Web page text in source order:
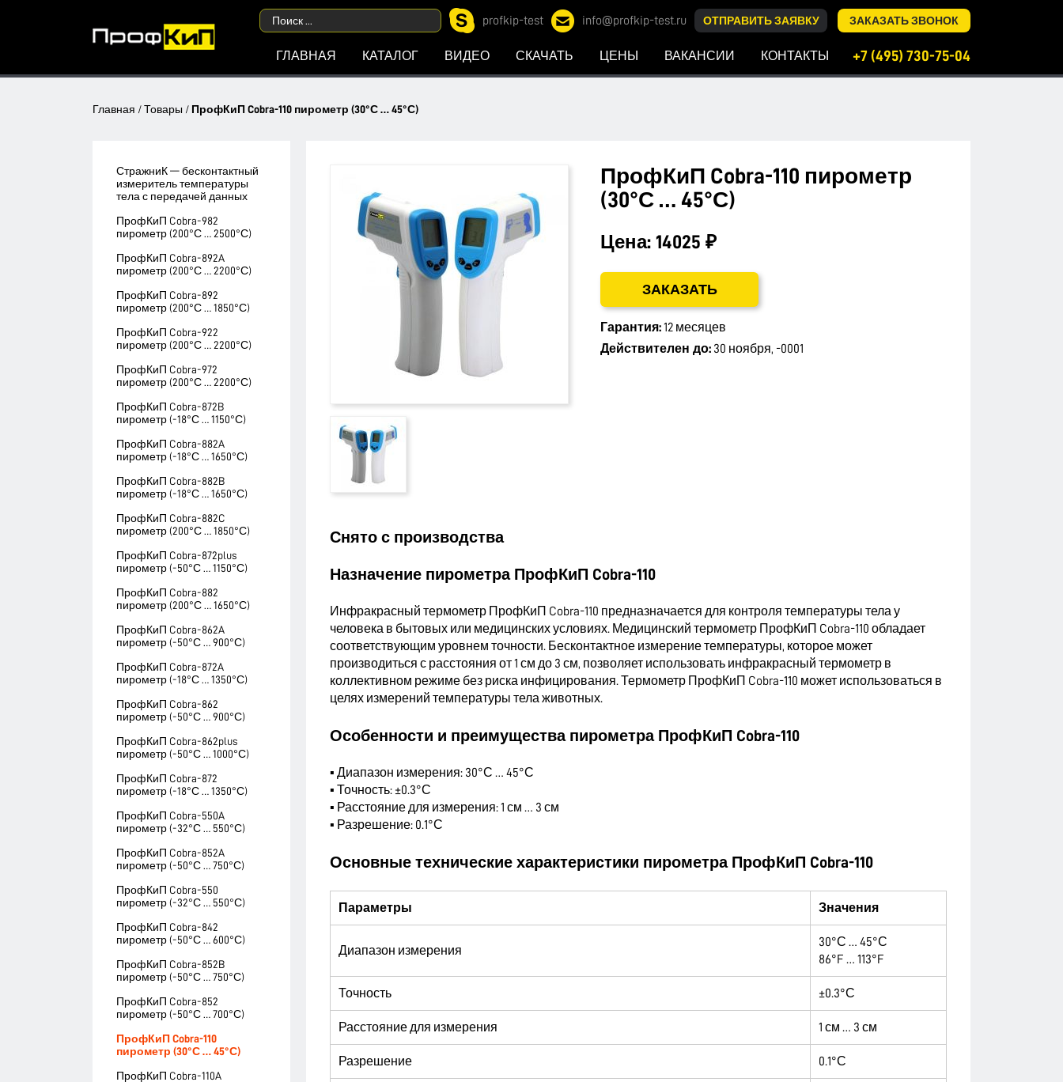
profkip-test info@profkip-test.ru ОТПРАВИТЬ ЗАЯВКУ ЗАКАЗАТЬ ЗВОНОК
ГЛАВНАЯ КАТАЛОГ ВИДЕО СКАЧАТЬ ЦЕНЫ ВАКАНСИИ КОНТАКТЫ +7 (495) 730-75-04
Главная / Товары / ПрофКиП Cobra-110 пирометр (30°С … 45°С)
СтражниК — бесконтактный
измеритель температуры
тела с передачей данных
ПрофКиП Cobra-982
пирометр (200°С … 2500°С)
ПрофКиП Cobra-892A
пирометр (200°С … 2200°С)
ПрофКиП Cobra-892
пирометр (200°С … 1850°С)
ПрофКиП Cobra-922
пирометр (200°С … 2200°С)
ПрофКиП Cobra-972
пирометр (200°С … 2200°С)
ПрофКиП Cobra-872B
пирометр (-18°С … 1150°С)
ПрофКиП Cobra-882A
пирометр (-18°С … 1650°С)
ПрофКиП Cobra-882B
пирометр (-18°С … 1650°С)
ПрофКиП Cobra-882C
пирометр (200°С … 1850°С)
ПрофКиП Cobra-872plus
пирометр (-50°С … 1150°С)
ПрофКиП Cobra-882
пирометр (200°С … 1650°С)
ПрофКиП Cobra-862A
пирометр (-50°С … 900°С)
ПрофКиП Cobra-872A
пирометр (-18°С … 1350°С)
ПрофКиП Cobra-862
пирометр (-50°С … 900°С)
ПрофКиП Cobra-862plus
пирометр (-50°С … 1000°С)
ПрофКиП Cobra-872
пирометр (-18°С … 1350°С)
ПрофКиП Cobra-550A
пирометр (-32°С … 550°С)
ПрофКиП Cobra-852A
пирометр (-50°С … 750°С)
ПрофКиП Cobra-550
пирометр (-32°С … 550°С)
ПрофКиП Cobra-842
пирометр (-50°С … 600°С)
ПрофКиП Cobra-852B
пирометр (-50°С … 750°С)
ПрофКиП Cobra-852
пирометр (-50°С … 700°С)
ПрофКиП Cobra-110
пирометр (30°С … 45°С)
ПрофКиП Cobra-110A
ПрофКиП Cobra-110 пирометр
(30°С … 45°С)
Цена: 14025 ₽
ЗАКАЗАТЬ
Гарантия:12 месяцев
Действителен до: 30 ноября, -0001
Снято с производства
Назначение пирометра ПрофКиП Cobra-110
Инфракрасный термометр ПрофКиП Cobra-110 предназначается для контроля температуры тела у
человека в бытовых или медицинских условиях. Медицинский термометр ПрофКиП Cobra-110 обладает
соответствующим уровнем точности. Бесконтактное измерение температуры, которое может
производиться с расстояния от 1 см до 3 см, позволяет использовать инфракрасный термометр в
коллективном режиме без риска инфицирования. Термометр ПрофКиП Cobra-110 может использоваться в
целях измерений температуры тела животных.
Особенности и преимущества пирометра ПрофКиП Cobra-110
▪ Диапазон измерения: 30°С … 45°С
▪ Точность: ±0.3°С
▪ Расстояние для измерения: 1 см … 3 см
▪ Разрешение: 0.1°С
Основные технические характеристики пирометра ПрофКиП Cobra-110
Параметры Значения
Диапазон измерения
30°С … 45°С
86°F … 113°F
Точность ±0.3°С
Расстояние для измерения 1 см … 3 см
Разрешение 0.1°С